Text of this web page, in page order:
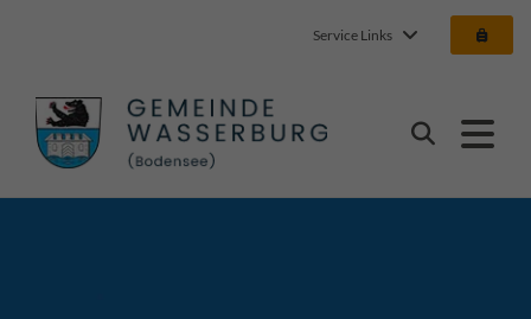
Service Links
Suchen